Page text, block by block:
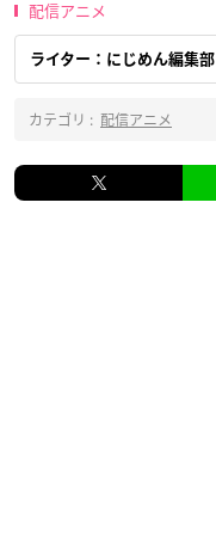
配信アニメ
ライター：にじめん編集部
カテゴリ : 配信アニメ